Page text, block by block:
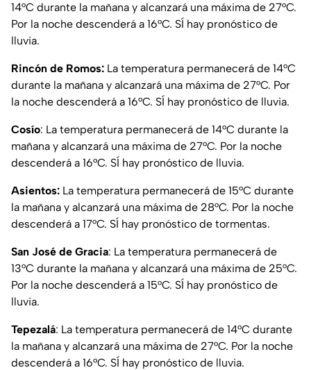
14°C durante la mañana y alcanzará una máxima de 27°C.
Por la noche descenderá a 16°C. SÍ hay pronóstico de
lluvia.
Rincón de Romos: La temperatura permanecerá de 14°C
durante la mañana y alcanzará una máxima de 27°C. Por
la noche descenderá a 16°C. SÍ hay pronóstico de lluvia.
Cosío: La temperatura permanecerá de 14°C durante la
mañana y alcanzará una máxima de 27°C. Por la noche
descenderá a 16°C. SÍ hay pronóstico de lluvia.
Asientos: La temperatura permanecerá de 15°C durante
la mañana y alcanzará una máxima de 28°C. Por la noche
descenderá a 17°C. SÍ hay pronóstico de tormentas.
San José de Gracia: La temperatura permanecerá de
13°C durante la mañana y alcanzará una máxima de 25°C.
Por la noche descenderá a 15°C. SÍ hay pronóstico de
lluvia.
Tepezalá: La temperatura permanecerá de 14°C durante
la mañana y alcanzará una máxima de 27°C. Por la noche
descenderá a 16°C. SÍ hay pronóstico de lluvia.